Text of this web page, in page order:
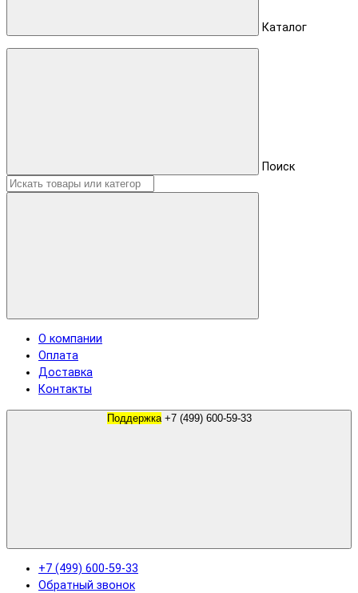
Каталог
Поиск
О компании
Оплата
Доставка
Контакты
Поддержка +7 (499) 600-59-33
+7 (499) 600-59-33
Обратный звонок